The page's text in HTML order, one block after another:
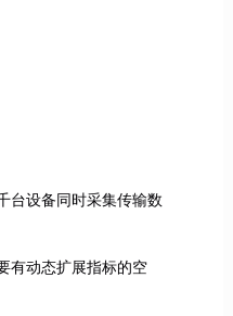
台设备同时采集传输数
有动态扩展指标的空